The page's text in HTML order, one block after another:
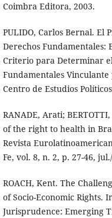
Coimbra Editora, 2003.
PULIDO, Carlos Bernal. El
Derechos Fundamentales:
Criterio para Determinar
Fundamentales
Centro de Estudios
RANADE, Arati;
of the right to health in
Revista
Fe, vol. 8, n. 2, p. 27-46,
ROACH, Kent. The
of Socio-Economic Rights.
Jurisprudence: Emerging